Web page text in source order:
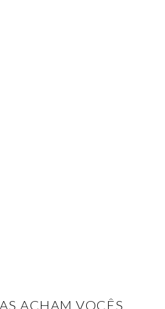
ACHAM VOCÊS